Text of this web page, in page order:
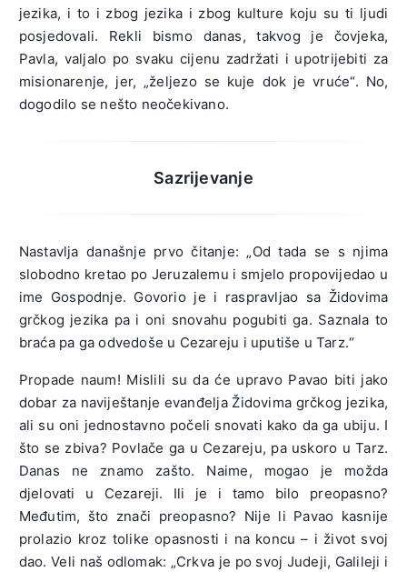
jezika, i to i zbog jezika i zbog kulture koju su ti ljudi
posjedovali. Rekli bismo danas, takvog je čovjeka,
Pavla, valjalo po svaku cijenu zadržati i upotrijebiti za
misionarenje, jer, „željezo se kuje dok je vruće“. No,
dogodilo se nešto neočekivano.
Sazrijevanje
Nastavlja današnje prvo čitanje: „Od tada se s njima
slobodno kretao po Jeruzalemu i smjelo propovijedao u
ime Gospodnje. Govorio je i raspravljao sa Židovima
grčkog jezika pa i oni snovahu pogubiti ga. Saznala to
braća pa ga odvedoše u Cezareju i uputiše u Tarz.“
Propade naum! Mislili su da će upravo Pavao biti jako
dobar za naviještanje evanđelja Židovima grčkog jezika,
ali su oni jednostavno počeli snovati kako da ga ubiju. I
što se zbiva? Povlače ga u Cezareju, pa uskoro u Tarz.
Danas ne znamo zašto. Naime, mogao je možda
djelovati u Cezareji. Ili je i tamo bilo preopasno?
Međutim, što znači preopasno? Nije li Pavao kasnije
prolazio kroz tolike opasnosti i na koncu – i život svoj
dao. Veli naš odlomak: „Crkva je po svoj Judeji, Galileji i